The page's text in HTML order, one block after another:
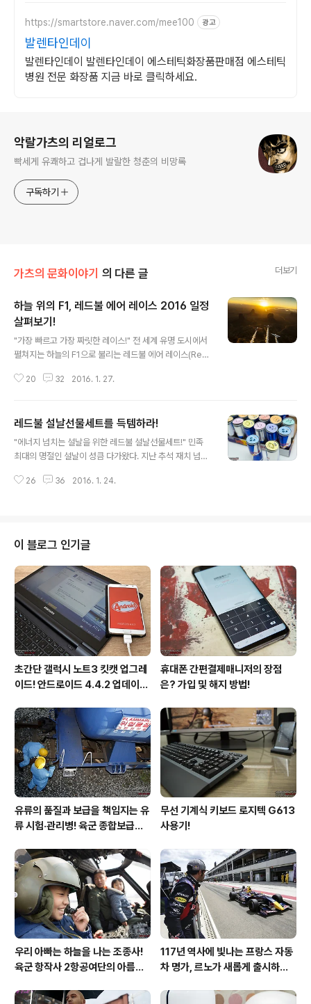
https://smartstore.naver.com/mee100 광고
발렌타인데이
발렌타인데이 발렌타인데이 에스테틱화장품판매점 에스테틱
병원 전문 화장품 지금 바로 클릭하세요.
악랄가츠의 리얼로그
빡세게 유쾌하고 겁나게 발랄한 청춘의 비망록
구독하기
가츠의 문화이야기 의 다른 글 더보기
하늘 위의 F1, 레드불 에어 레이스 2016 일정
살펴보기!
"가장 빠르고 가장 짜릿한 레이스!" 전 세계 유명 도시에서
펼쳐지는 하늘의 F1으로 불리는 레드불 에어 레이스(Red
잠깐 레드불 에어 레이스는 최대 400km/h의 속도를 자랑
장애물을 통과해야 하는데 각 코스마다 정해진 비행 자세
가 있다. 수평, 수직, 지그재그 등의 비행 자세를 유지한 채
통과하는 것이 승패의 열쇠이다. 만약 풍성 장애물을 통과
널티가 주어져 추후 합산 처리되는 방식이다. 고로 무조건
20 32 2016. 1. 27.
레드불 설날선물세트를 득템하라!
"에너지 넘치는 설날을 위한 레드불 설날선물세트!" 민족
최대의 명절인 설날이 성큼 다가왔다. 지난 추석 재치 넘치
이색 선물세트를 준비했다. 여기서 잠깐! 지난 추석선물세
며진 레드불 설날선물세트!" 새해를 맞아 새롭게 준비한 레
드불 설날선물세트는 나쁜 기운을 막아주는 십이지신 캐릭
터가 캔마다 담겨 있다. 귀여운 캐릭터 밑에는 올해의 운세
가 궁금하다면?이라는 문구가 작성되어 있는데 정작 탭을
열면 아무것도 적혀 있지 않다. 으응? "사랑하는 가족에게
덕담을 선물하세요!" 어..
26 36 2016. 1. 24.
이 블로그 인기글
초간단 갤럭시 노트3 킷캣 업그레
이드! 안드로이드 4.4.2 업데이트
휴대폰 간편결제매니저의 장점
은? 가입 및 해지 방법!
유류의 품질과 보급을 책임지는 유
류 시험·관리병! 육군 종합보급창
무선 기계식 키보드 로지텍 G613
사용기!
우리 아빠는 하늘을 나는 조종사!
육군 항작사 2항공여단의 아름다
117년 역사에 빛나는 프랑스 자동
차 명가, 르노가 새롭게 출시하는